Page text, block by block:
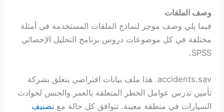
وصف الملفات
فيما يلي وصف موجز لنماذج الملفات المستخدمة في أمثلة
مختلفة في كل موضوعات دروس برنامج التحليل الإحصائي
SPSS.
accidents.sav. هذا ملف بيانات افتراضي يتعلق بشركة
تأمين تدرس عوامل الخطر المتعلقة بالعمر والجنس لحوادث
السيارات في منطقة معينة. تتوافق كل حالة معتصنيف